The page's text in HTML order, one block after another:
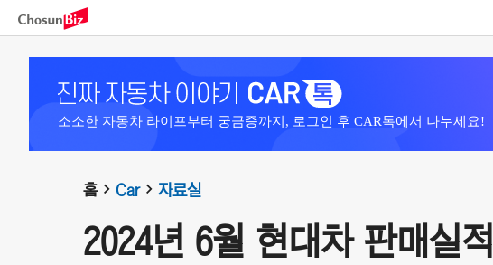
소소한 자동차 라이프부터 궁금증까지, 로그인 후 CAR톡에서 나누세요!
홈 Car 자료실
2024년 6월 현대차 판매실적